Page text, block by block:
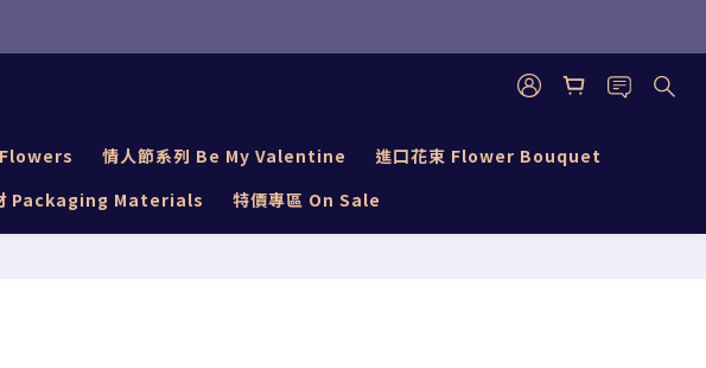
情人節系列 Be My Valentine
進口花束 Flower Bouquet
Packaging Materials 特價專區 On Sale
立即購買